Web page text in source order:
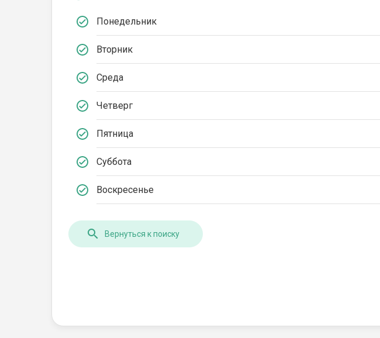
Понедельник
Вторник
Среда
Четверг
Пятница
Суббота
Воскресенье
Вернуться к поиску